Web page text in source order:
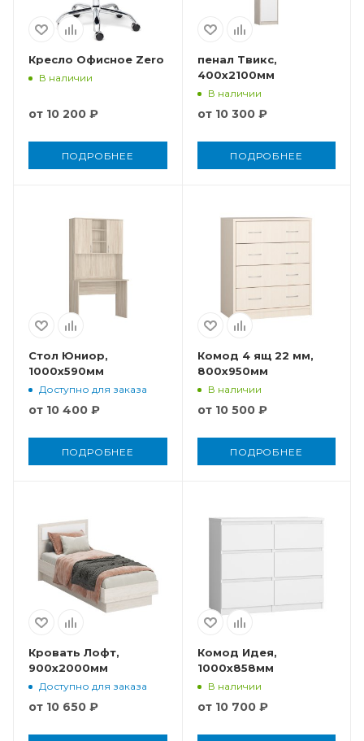
Кресло Офисное Zero
В наличии
от 10 200 ₽
ПОДРОБНЕЕ
пенал Твикс,
400x2100мм
В наличии
от 10 300 ₽
ПОДРОБНЕЕ
Стол Юниор,
1000x590мм
Доступно для заказа
от 10 400 ₽
ПОДРОБНЕЕ
Комод 4 ящ 22 мм,
800x950мм
В наличии
от 10 500 ₽
ПОДРОБНЕЕ
Кровать Лофт,
900x2000мм
Доступно для заказа
от 10 650 ₽
Комод Идея,
1000x858мм
В наличии
от 10 700 ₽